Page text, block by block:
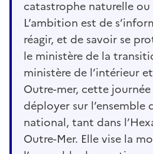
catastrophe naturelle
L’ambition est de
réagir, et de savoir se
le ministère de la
ministère de l’intérieur
Outre-mer, cette
déployer sur
national, tant dans
Outre-Mer. Elle vise la